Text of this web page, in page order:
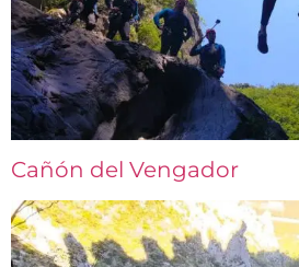
Cañón del Vengador